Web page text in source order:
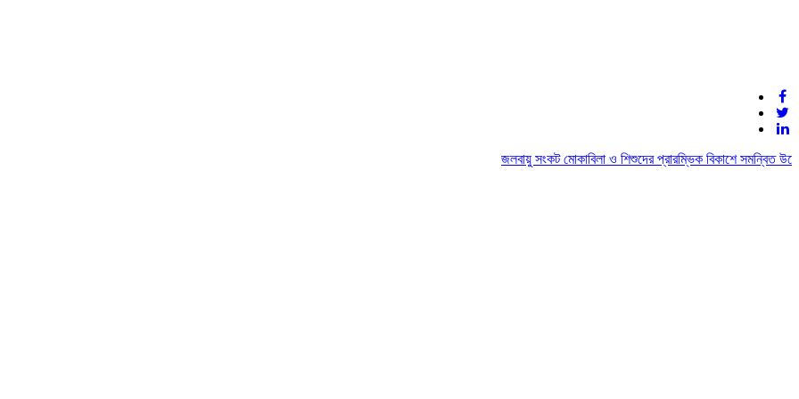
জলবায়ু সংকট মোকাবিলা ও শিশুদের প্রারম্ভিক বিকাশে সমন্বিত